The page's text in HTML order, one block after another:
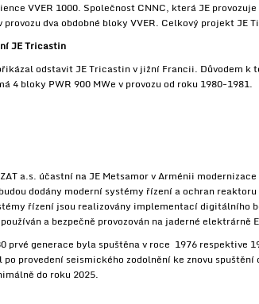
VVER 1000. Společnost CNNC, která JE
dva obdobné bloky VVER. Celkový projekt JE
JE Tricastin
odstavit JE Tricastin v jižní Francii. Důvodem
4 bloky PWR 900 MWe v provozu od roku 1980-1981.
a.s. účastní na JE Metsamor v Arménii
dodány moderní systémy řízení a ochran
řízení jsou realizovány implementací digitálního
a bezpečně provozován na jaderné elektrárně
prvé generace byla spuštěna v roce 1976 respektive
provedení seismického zodolnění ke znovu spuštění
do roku 2025.